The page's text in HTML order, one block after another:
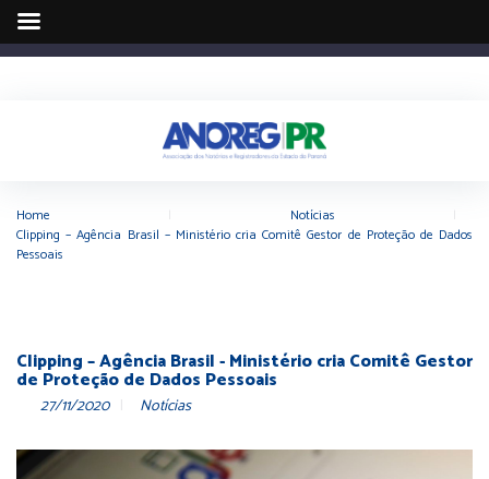
Home Notícias
Clipping – Agência Brasil – Ministério cria Comitê Gestor de Proteção de Dados
Pessoais
Clipping – Agência Brasil - Ministério cria Comitê Gestor
de Proteção de Dados Pessoais
27/11/2020 Notícias